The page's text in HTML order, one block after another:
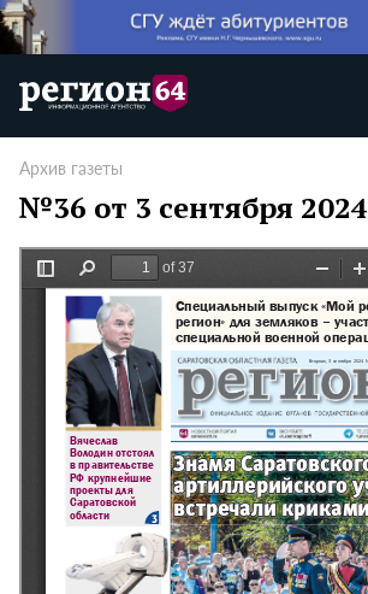
Архив газеты
№36 от 3 сентября 2024